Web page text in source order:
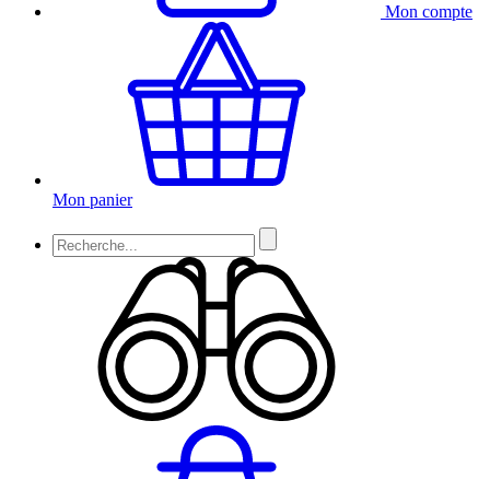
Mon compte
Mon panier